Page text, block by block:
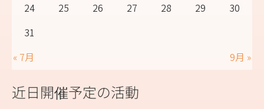
24
25 26 27 28 29
30
31
« 7月
9月 »
近日開催予定の活動